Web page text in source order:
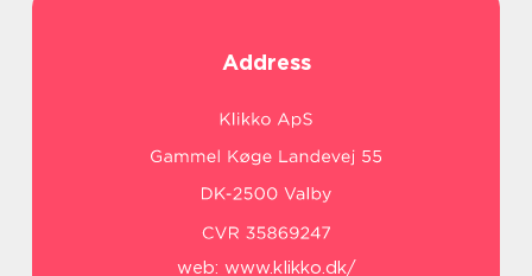
Address
web: www.klikko.dk/